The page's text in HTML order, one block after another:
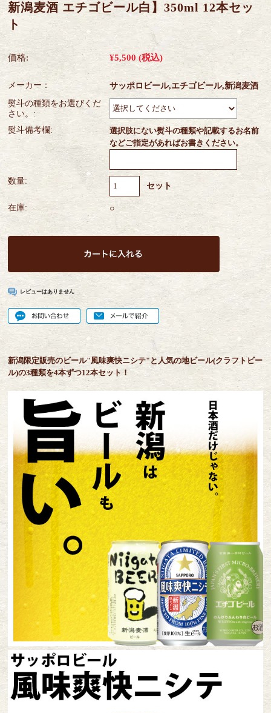
新潟麦酒 エチゴビール白】350ml 12本セッ
ト
価格: ¥5,500 (税込)
メーカー：
サッポロビール,エチゴビール,新潟麦酒
熨斗の種類をお選びくだ
さい。:
熨斗備考欄:
選択肢にない熨斗の種類や記載するお名前
などご指定があればお書きください。
数量:
セット
在庫: ○
レビューはありません
新潟限定販売のビール"風味爽快ニシテ"と人気の地ビール(クラフトビー
ル)の3種類を4本ずつ12本セット！